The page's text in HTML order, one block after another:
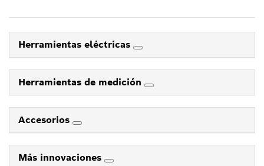
Herramientas eléctricas
Herramientas de medición
Accesorios
Más innovaciones